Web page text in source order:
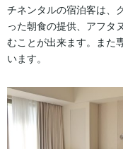
チネンタルの宿泊客は、
った朝食の提供、アフタ
むことが出来ます。また
います。